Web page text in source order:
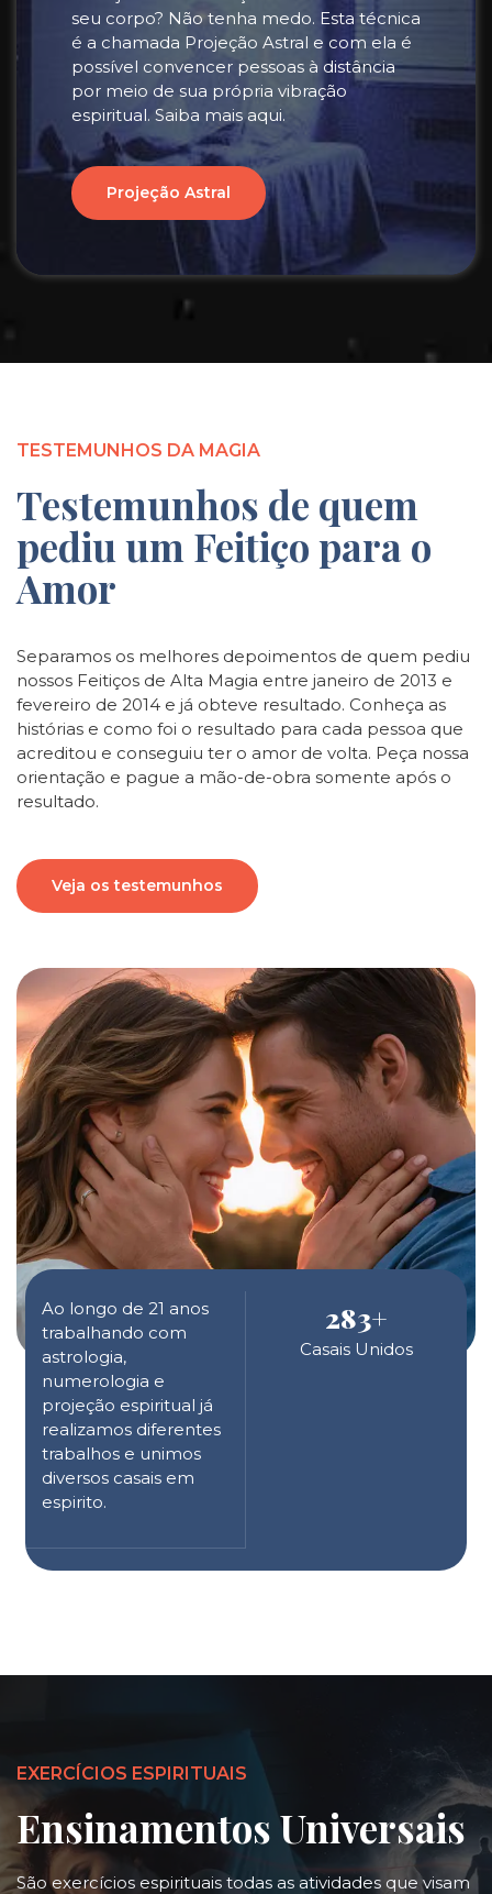
seu corpo? Não tenha medo. Esta técnica
é a chamada Projeção Astral e com ela é
possível convencer pessoas à distância
por meio de sua própria vibração
espiritual. Saiba mais aqui.
Projeção Astral
Ao longo de 21 anos
trabalhando com
astrologia,
numerologia e
projeção espiritual já
realizamos diferentes
trabalhos e unimos
diversos casais em
espirito.
283+
Casais Unidos
TESTEMUNHOS DA MAGIA
Testemunhos de quem
pediu um Feitiço para o
Amor
Separamos os melhores depoimentos de quem pediu
nossos Feitiços de Alta Magia entre janeiro de 2013 e
fevereiro de 2014 e já obteve resultado. Conheça as
histórias e como foi o resultado para cada pessoa que
acreditou e conseguiu ter o amor de volta. Peça nossa
orientação e pague a mão-de-obra somente após o
resultado.
Veja os testemunhos
EXERCÍCIOS ESPIRITUAIS
Ensinamentos Universais
São exercícios espirituais todas as atividades que visam